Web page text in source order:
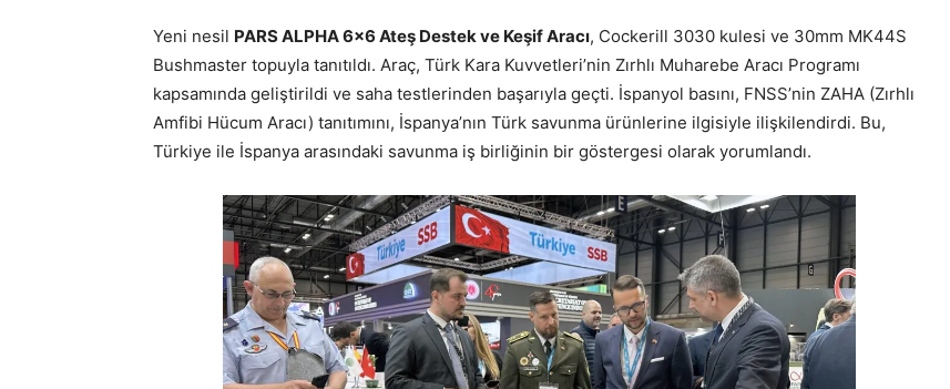
Yeni nesil PARS ALPHA 6×6 Ateş Destek ve Keşif Aracı, Cockerill 3030 kulesi ve 30mm MK44S
Bushmaster topuyla tanıtıldı. Araç, Türk Kara Kuvvetleri’nin Zırhlı Muharebe Aracı Programı
kapsamında geliştirildi ve saha testlerinden başarıyla geçti. İspanyol basını, FNSS’nin ZAHA (Zırhlı
Amfibi Hücum Aracı) tanıtımını, İspanya’nın Türk savunma ürünlerine ilgisiyle ilişkilendirdi. Bu,
Türkiye ile İspanya arasındaki savunma iş birliğinin bir göstergesi olarak yorumlandı.